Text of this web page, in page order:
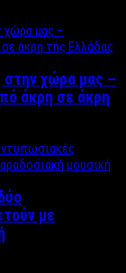
στην χώρα μας –
άκρη σε άκρη
με